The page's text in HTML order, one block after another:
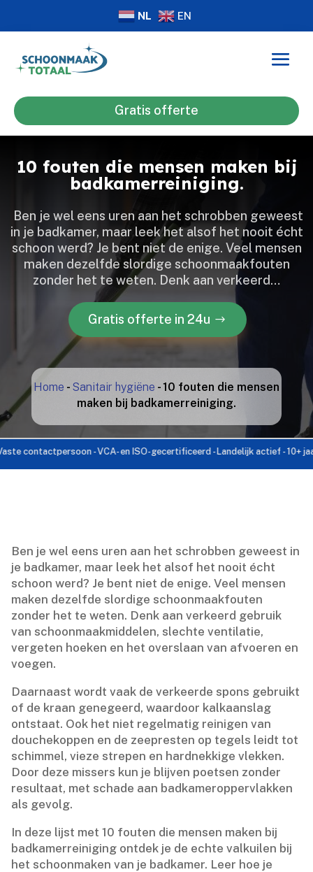
NL EN
Gratis offerte
10 fouten die mensen maken bij
badkamerreiniging.
​ Ben je wel eens uren aan het schrobben geweest
in je badkamer, maar leek het alsof het nooit écht
schoon werd? Je bent niet de enige.​ Veel mensen
maken dezelfde slordige schoonmaakfouten
zonder het te weten.​ Denk aan verkeerd…
Gratis offerte in 24u
Home - Sanitair hygiëne -10 fouten die mensen
maken bij badkamerreiniging.
- VCA- en ISO-gecertificeerd - Landelijk actief - 10+ jaar
Ben je wel eens uren aan het schrobben geweest in
je badkamer, maar leek het alsof het nooit écht
schoon werd? Je bent niet de enige.​ Veel mensen
maken dezelfde slordige schoonmaakfouten
zonder het te weten.​ Denk aan verkeerd gebruik
van schoonmaakmiddelen, slechte ventilatie,
vergeten hoeken en het overslaan van afvoeren en
voegen.​
Daarnaast wordt vaak de verkeerde spons gebruikt
of de kraan genegeerd, waardoor kalkaanslag
ontstaat.​ Ook het niet regelmatig reinigen van
douchekoppen en de zeepresten op tegels leidt tot
schimmel, vieze strepen en hardnekkige vlekken.​
Door deze missers kun je blijven poetsen zonder
resultaat, met schade aan badkameroppervlakken
als gevolg.​
In deze lijst met 10 fouten die mensen maken bij
badkamerreiniging ontdek je de echte valkuilen bij
het schoonmaken van je badkamer.​ Leer hoe je